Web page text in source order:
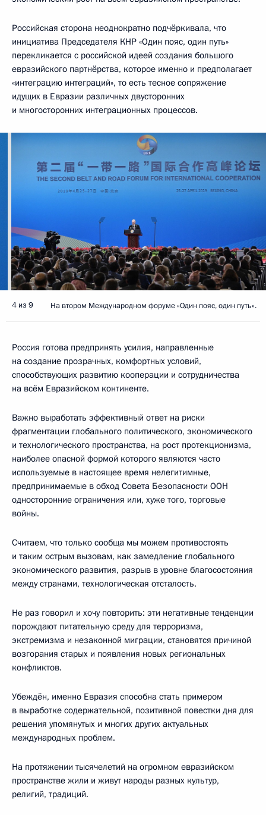
Российская сторона неоднократно подчёркивала, что
инициатива Председателя КНР «Один пояс, один путь»
перекликается с российской идеей создания большого
евразийского партнёрства, которое именно и предполагает
«интеграцию интеграций», то есть тесное сопряжение
идущих в Евразии различных двусторонних
и многосторонних интеграционных процессов.
4 из 9 На втором Международном форуме «Один пояс, один путь».
Россия готова предпринять усилия, направленные
на создание прозрачных, комфортных условий,
способствующих развитию кооперации и сотрудничества
на всём Евразийском континенте.
Важно выработать эффективный ответ на риски
фрагментации глобального политического, экономического
и технологического пространства, на рост протекционизма,
наиболее опасной формой которого являются часто
используемые в настоящее время нелегитимные,
предпринимаемые в обход Совета Безопасности ООН
односторонние ограничения или, хуже того, торговые
войны.
Считаем, что только сообща мы можем противостоять
и таким острым вызовам, как замедление глобального
экономического развития, разрыв в уровне благосостояния
между странами, технологическая отсталость.
Не раз говорил и хочу повторить: эти негативные тенденции
порождают питательную среду для терроризма,
экстремизма и незаконной миграции, становятся причиной
возгорания старых и появления новых региональных
конфликтов.
Убеждён, именно Евразия способна стать примером
в выработке содержательной, позитивной повестки дня для
решения упомянутых и многих других актуальных
международных проблем.
На протяжении тысячелетий на огромном евразийском
пространстве жили и живут народы разных культур,
религий, традиций.